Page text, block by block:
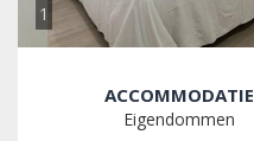
1
ACCOMMODATIE
Eigendommen